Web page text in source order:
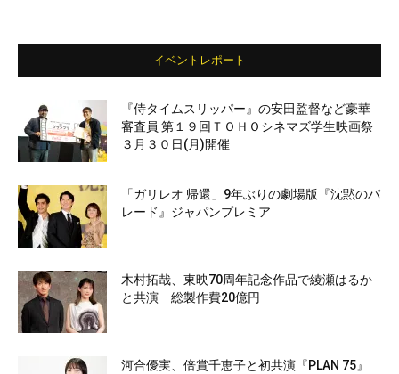
イベントレポート
『侍タイムスリッパー』の安田監督など豪華
審査員 第１９回ＴＯＨＯシネマズ学生映画祭
３月３０日(月)開催
「ガリレオ 帰還」9年ぶりの劇場版『沈黙のパ
レード』ジャパンプレミア
木村拓哉、東映70周年記念作品で綾瀬はるか
と共演 総製作費20億円
河合優実、倍賞千恵子と初共演『PLAN 75』